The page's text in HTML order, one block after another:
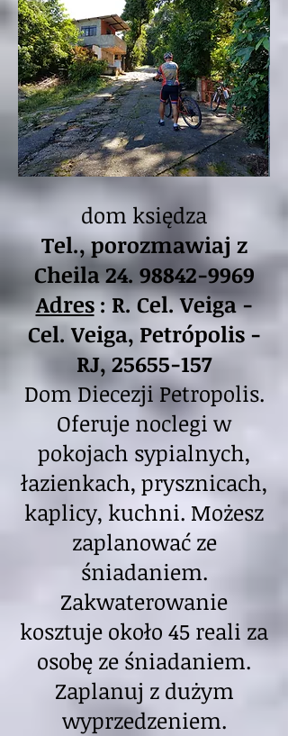
dom księdza
Tel., porozmawiaj z
Cheila24. 98842-9969
Adres: R. Cel. Veiga -
Cel. Veiga, Petrópolis -
RJ,25655-157
Dom Diecezji Petropolis.
Oferuje noclegi w
pokojach sypialnych,
łazienkach, prysznicach,
kaplicy, kuchni. Możesz
zaplanować ze
śniadaniem.
Zakwaterowanie
kosztuje około 45 reali za
osobę ze śniadaniem.
Zaplanuj z dużym
wyprzedzeniem.